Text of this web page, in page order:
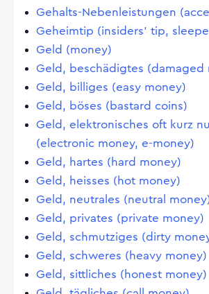
Gehalts-Nebenleistungen
Geheimtip (insiders' tip,
Geld (money)
Geld, beschädigtes (damaged
Geld, billiges (easy money)
Geld, böses (bastard coins)
Geld, elektronisches oft kurz
(electronic money, e-money)
Geld, hartes (hard money)
Geld, heisses (hot money)
Geld, neutrales (neutral
Geld, privates (private money)
Geld, schmutziges (dirty
Geld, schweres (heavy money)
Geld, sittliches (honest money)